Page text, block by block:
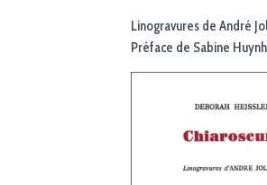
Linogravures de André
Préface de Sabine Huynh